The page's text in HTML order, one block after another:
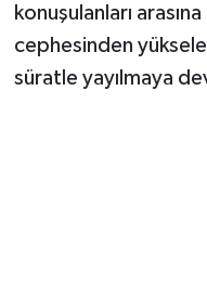
konuşulanları
cephesinden
süratle yayılmaya